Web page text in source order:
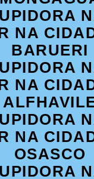
NA
BARUERI
NA
NA
OSASCO